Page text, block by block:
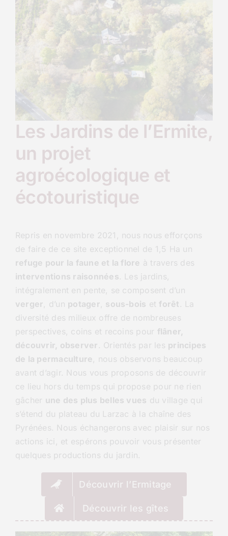
Les Jardins de l’Ermite,
un projet
agroécologique et
écotouristique
Repris en novembre 2021, nous nous efforçons
de faire de ce site exceptionnel de 1,5 Ha un
refuge pour la faune et la flore à travers des
interventions raisonnées. Les jardins,
intégralement en pente, se composent d’un
verger , d’un potager sous-bois et forêt . La
diversité des milieux offre de nombreuses
perspectives, coins et recoins pour flâner,
découvrir, observer . Orientés par les principes
de la permaculture , nous observons beaucoup
avant d’agir. Nous vous proposons de découvrir
ce lieu hors du temps qui propose pour ne rien
gâcher une des plus belles vues du village qui
s’étend du plateau du Larzac à la chaîne des
Pyrénées. Nous échangerons avec plaisir sur nos
actions ici, et espérons pouvoir vous présenter
quelques productions du jardin.
Découvrir l’Ermitage
Découvrir les gîtes